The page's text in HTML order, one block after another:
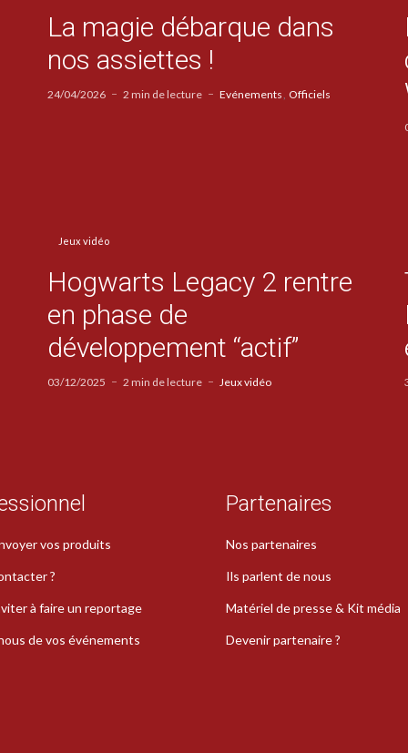
La magie débarque dans
nos assiettes !
24/04/2026 2 min de lecture Evénements Officiels
Jeux vidéo
Hogwarts Legacy 2 rentre
en phase de
développement “actif”
03/12/2025 2 min de lecture Jeux vidéo
vos produits
?
à faire un reportage
de vos événements
Partenaires
Nos partenaires
Ils parlent de nous
Matériel de presse & Kit média
Devenir partenaire ?